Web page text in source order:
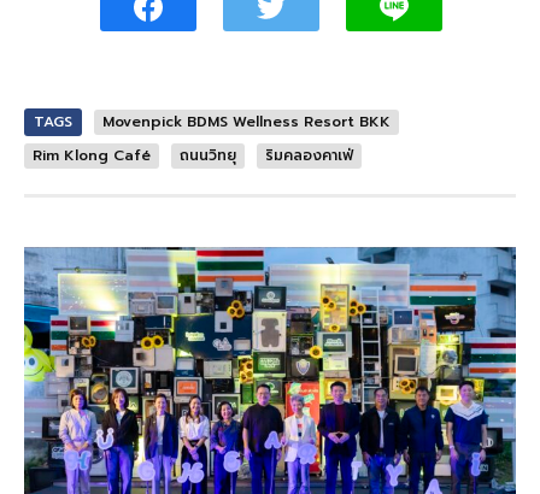
TAGS
Movenpick BDMS Wellness Resort BKK
Rim Klong Café
ถนนวิทยุ ริมคลองคาเฟ่